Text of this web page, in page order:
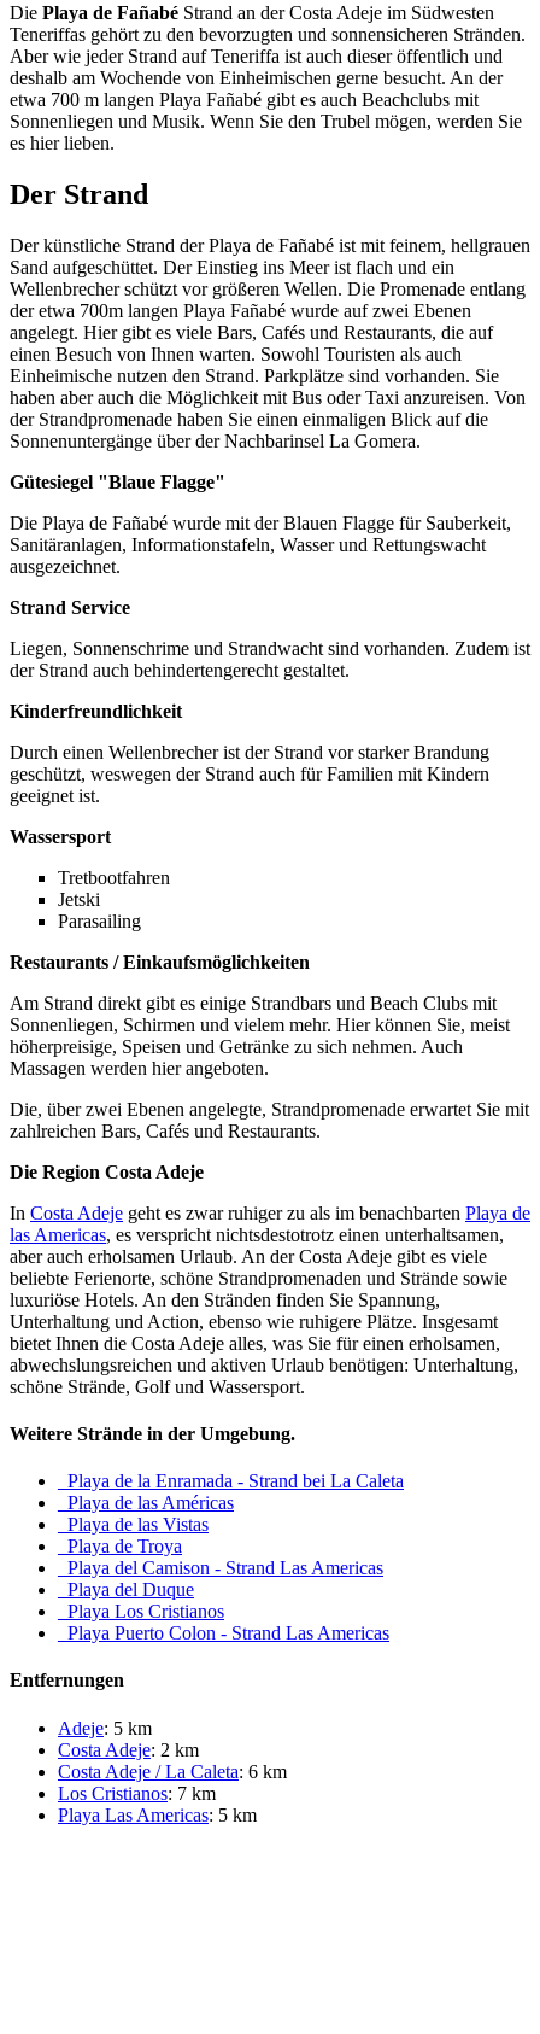
Die Playa de Fañabé Strand an der Costa Adeje im Südwesten
Teneriffas gehört zu den bevorzugten und sonnensicheren Stränden.
Aber wie jeder Strand auf Teneriffa ist auch dieser öffentlich und
deshalb am Wochende von Einheimischen gerne besucht. An der
etwa 700 m langen Playa Fañabé gibt es auch Beachclubs mit
Sonnenliegen und Musik. Wenn Sie den Trubel mögen, werden Sie
es hier lieben.
Der Strand
Der künstliche Strand der Playa de Fañabé ist mit feinem, hellgrauen
Sand aufgeschüttet. Der Einstieg ins Meer ist flach und ein
Wellenbrecher schützt vor größeren Wellen. Die Promenade entlang
der etwa 700m langen Playa Fañabé wurde auf zwei Ebenen
angelegt. Hier gibt es viele Bars, Cafés und Restaurants, die auf
einen Besuch von Ihnen warten. Sowohl Touristen als auch
Einheimische nutzen den Strand. Parkplätze sind vorhanden. Sie
haben aber auch die Möglichkeit mit Bus oder Taxi anzureisen. Von
der Strandpromenade haben Sie einen einmaligen Blick auf die
Sonnenuntergänge über der Nachbarinsel La Gomera.
Gütesiegel "Blaue Flagge"
Die Playa de Fañabé wurde mit der Blauen Flagge für Sauberkeit,
Sanitäranlagen, Informationstafeln, Wasser und Rettungswacht
ausgezeichnet.
Strand Service
Liegen, Sonnenschrime und Strandwacht sind vorhanden. Zudem ist
der Strand auch behindertengerecht gestaltet.
Kinderfreundlichkeit
Durch einen Wellenbrecher ist der Strand vor starker Brandung
geschützt, weswegen der Strand auch für Familien mit Kindern
geeignet ist.
Wassersport
Tretbootfahren
Jetski
Parasailing
Restaurants / Einkaufsmöglichkeiten
Am Strand direkt gibt es einige Strandbars und Beach Clubs mit
Sonnenliegen, Schirmen und vielem mehr. Hier können Sie, meist
höherpreisige, Speisen und Getränke zu sich nehmen. Auch
Massagen werden hier angeboten.
Die, über zwei Ebenen angelegte, Strandpromenade erwartet Sie mit
zahlreichen Bars, Cafés und Restaurants.
Die Region Costa Adeje
In Costa Adeje geht es zwar ruhiger zu als im benachbarten Playa de
las Americas, es verspricht nichtsdestotrotz einen unterhaltsamen,
aber auch erholsamen Urlaub. An der Costa Adeje gibt es viele
beliebte Ferienorte, schöne Strandpromenaden und Strände sowie
luxuriöse Hotels. An den Stränden finden Sie Spannung,
Unterhaltung und Action, ebenso wie ruhigere Plätze. Insgesamt
bietet Ihnen die Costa Adeje alles, was Sie für einen erholsamen,
abwechslungsreichen und aktiven Urlaub benötigen: Unterhaltung,
schöne Strände, Golf und Wassersport.
Weitere Strände in der Umgebung.
_Playa de la Enramada - Strand bei La Caleta
_Playa de las Américas
_Playa de las Vistas
_Playa de Troya
_Playa del Camison - Strand Las Americas
_Playa del Duque
_Playa Los Cristianos
_Playa Puerto Colon - Strand Las Americas
Entfernungen
Adeje: 5 km
Costa Adeje: 2 km
Costa Adeje / La Caleta: 6 km
Los Cristianos: 7 km
Playa Las Americas: 5 km